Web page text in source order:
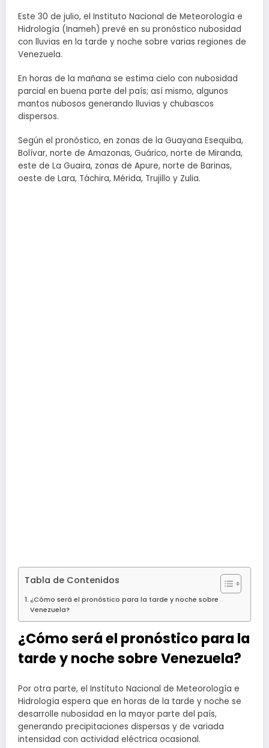
Este 30 de julio, el Instituto Nacional de Meteorología e
Hidrología (Inameh) prevé en su pronóstico nubosidad
con lluvias en la tarde y noche sobre varias regiones de
Venezuela.
En horas de la mañana se estima cielo con nubosidad
parcial en buena parte del país; así mismo, algunos
mantos nubosos generando lluvias y chubascos
dispersos.
Según el pronóstico, en zonas de la Guayana Esequiba,
Bolívar, norte de Amazonas, Guárico, norte de Miranda,
este de La Guaira, zonas de Apure, norte de Barinas,
oeste de Lara, Táchira, Mérida, Trujillo y Zulia.
Tabla de Contenidos
¿Cómo será el pronóstico para la tarde y noche sobre
Venezuela?
¿Cómo será el pronóstico para la
tarde y noche sobre Venezuela?
Por otra parte, el Instituto Nacional de Meteorología e
Hidrología espera que en horas de la tarde y noche se
desarrolle nubosidad en la mayor parte del país,
generando precipitaciones dispersas y de variada
intensidad con actividad eléctrica ocasional.